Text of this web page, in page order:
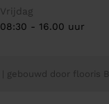
Vrijdag
08:30 - 16.00 uur
| gebouwd door flooris